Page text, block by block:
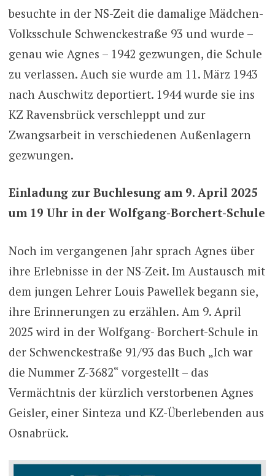
besuchte in der NS-Zeit die damalige Mädchen-
Volksschule Schwenckestraße 93 und wurde –
genau wie Agnes – 1942 gezwungen, die Schule
zu verlassen. Auch sie wurde am 11. März 1943
nach Auschwitz deportiert. 1944 wurde sie ins
KZ Ravensbrück verschleppt und zur
Zwangsarbeit in verschiedenen Außenlagern
gezwungen.
Einladung zur Buchlesung am 9. April 2025
um 19 Uhr in der Wolfgang-Borchert-Schule
Noch im vergangenen Jahr sprach Agnes über
ihre Erlebnisse in der NS-Zeit. Im Austausch mit
dem jungen Lehrer Louis Pawellek begann sie,
ihre Erinnerungen zu erzählen. Am 9. April
2025 wird in der Wolfgang- Borchert-Schule in
der Schwenckestraße 91/93 das Buch „Ich war
die Nummer Z-3682“ vorgestellt – das
Vermächtnis der kürzlich verstorbenen Agnes
Geisler, einer Sinteza und KZ-Überlebenden aus
Osnabrück.